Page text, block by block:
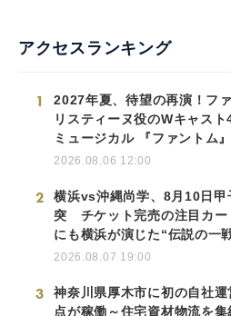
アクセスランキング
1
2027年夏、待望の再演！フ
リスティーヌ役のWキャスト
ミュージカル 『ファントム』
2026.08.06 12:00
2
横浜vs沖縄尚学、8月10日甲
突 チケット完売の注目カ
にも横浜が演じた“伝説の一
2026.08.07 19:00
3
神奈川県厚木市に初の自社運
点が稼働～住宅資材物流を